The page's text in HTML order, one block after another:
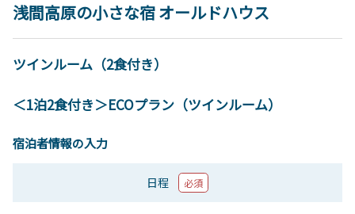
浅間高原の小さな宿 オールドハウス
ツインルーム（2食付き）
＜1泊2食付き＞ECOプラン（ツインルーム）
宿泊者情報の入力
日程 必須